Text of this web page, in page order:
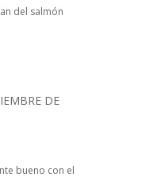
del salmón
DE
bueno con el